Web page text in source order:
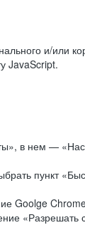
и/или
JavaScript.
в нем —
пункт
Goolge